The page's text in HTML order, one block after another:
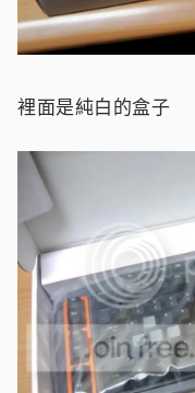
裡面是純白的盒子